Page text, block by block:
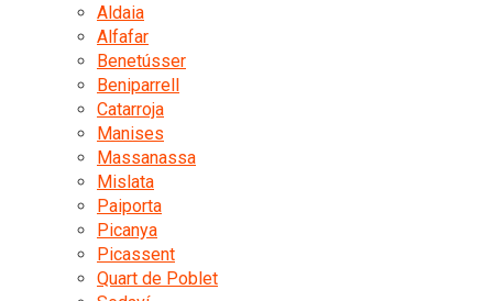
Aldaia
Alfafar
Benetússer
Beniparrell
Catarroja
Manises
Massanassa
Mislata
Paiporta
Picanya
Picassent
Quart de Poblet